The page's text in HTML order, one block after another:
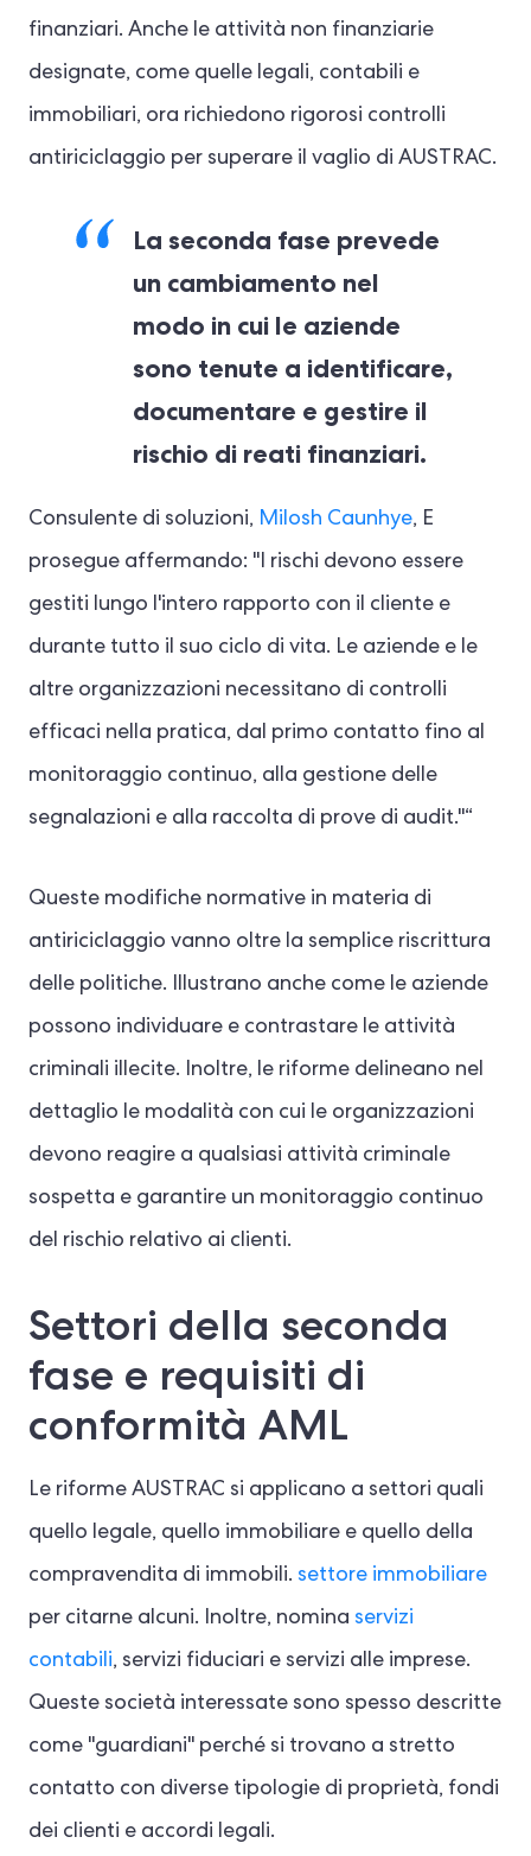
finanziari. Anche le attività non finanziarie
designate, come quelle legali, contabili e
immobiliari, ora richiedono rigorosi controlli
antiriciclaggio per superare il vaglio di AUSTRAC.
La seconda fase prevede
un cambiamento nel
modo in cui le aziende
sono tenute a identificare,
documentare e gestire il
rischio di reati finanziari.
Consulente di soluzioni, Milosh Caunhye, E
prosegue affermando: "I rischi devono essere
gestiti lungo l'intero rapporto con il cliente e
durante tutto il suo ciclo di vita. Le aziende e le
altre organizzazioni necessitano di controlli
efficaci nella pratica, dal primo contatto fino al
monitoraggio continuo, alla gestione delle
segnalazioni e alla raccolta di prove di audit."“
Queste modifiche normative in materia di
antiriciclaggio vanno oltre la semplice riscrittura
delle politiche. Illustrano anche come le aziende
possono individuare e contrastare le attività
criminali illecite. Inoltre, le riforme delineano nel
dettaglio le modalità con cui le organizzazioni
devono reagire a qualsiasi attività criminale
sospetta e garantire un monitoraggio continuo
del rischio relativo ai clienti.
Settori della seconda
fase e requisiti di
conformità AML
Le riforme AUSTRAC si applicano a settori quali
quello legale, quello immobiliare e quello della
compravendita di immobili. settore immobiliare
per citarne alcuni. Inoltre, nomina servizi
contabili, servizi fiduciari e servizi alle imprese.
Queste società interessate sono spesso descritte
come "guardiani" perché si trovano a stretto
contatto con diverse tipologie di proprietà, fondi
dei clienti e accordi legali.